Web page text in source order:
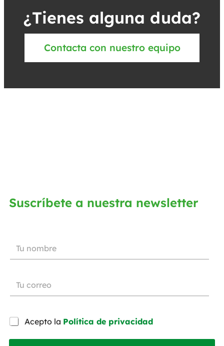
¿Tienes alguna duda?
Contacta con nuestro equipo
Suscríbete a nuestra newsletter
Acepto la Política de privacidad